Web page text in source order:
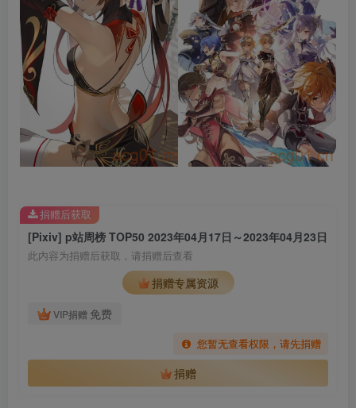
[Pixiv] p站周榜 TOP50 2023年04月17日～2023年04月23日
此内容为捐赠后获取，请捐赠后查看
捐赠专属资源
VIP捐赠 免费
您暂无查看权限，请先捐赠
捐赠
捐赠后获取